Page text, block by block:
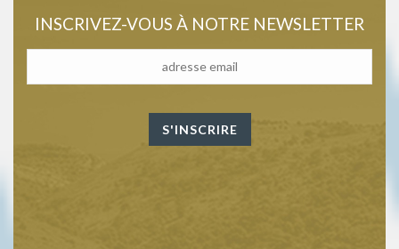
INSCRIVEZ-VOUS À NOTRE NEWSLETTER